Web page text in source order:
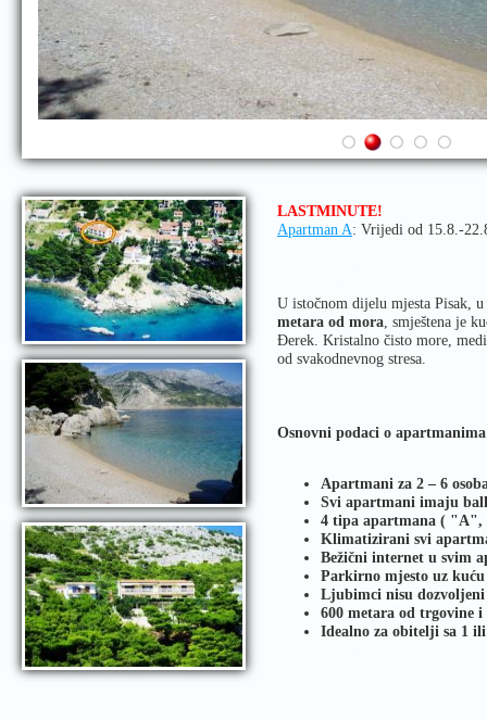
LASTMINUTE!
Apartman A: Vrijedi od 15.8.-
U istočnom dijelu mjesta Pisak,
metara od mora , smještena je
Đerek. Kristalno čisto more,
od svakodnevnog stresa.
Osnovni podaci o
Apartmani za 2 – 6
Svi apartmani imaju
4 tipa apartmana (
Klimatizirani svi
Bežični internet u svim
Parkirno mjesto uz kuću
Ljubimci nisu dozvoljeni
600 metara od trgovine i
Idealno za obitelji sa 1